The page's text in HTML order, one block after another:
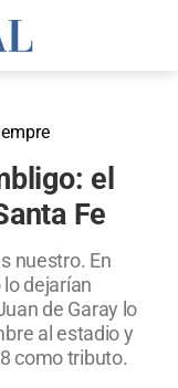
el
Fe
nuestro. En
dejarían
de Garay lo
al estadio y
como tributo.